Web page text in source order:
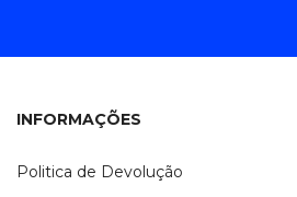
INFORMAÇÕES
Politica de Devolução